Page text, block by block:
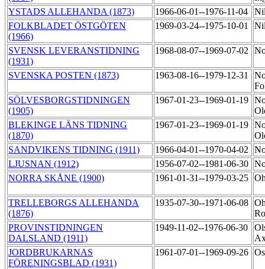
YSTADS ALLEHANDA (1873)
1966-06-01--1976-11-04
FOLKBLADET ÖSTGÖTEN
(1966)
1969-03-24--1975-10-01
SVENSK LEVERANSTIDNING
(1931)
1968-08-07--1969-07-02
SVENSKA POSTEN (1873) 1963-08-16--1979-12-31
SÖLVESBORGSTIDNINGEN
(1905)
1967-01-23--1969-01-19
BLEKINGE LÄNS TIDNING
(1870)
1967-01-23--1969-01-19
SANDVIKENS TIDNING (1911)
1966-04-01--1970-04-02
LJUSNAN (1912)
1956-07-02--1981-06-30
NORRA SKÅNE (1900)
1961-01-31--1979-03-25
TRELLEBORGS ALLEHANDA
(1876)
1935-07-30--1971-06-08
PROVINSTIDNINGEN
DALSLAND (1911)
1949-11-02--1976-06-30
JORDBRUKARNAS
FÖRENINGSBLAD (1931)
1961-07-01--1969-09-26